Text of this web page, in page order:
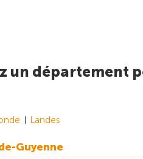
un département
Landes
Guyenne